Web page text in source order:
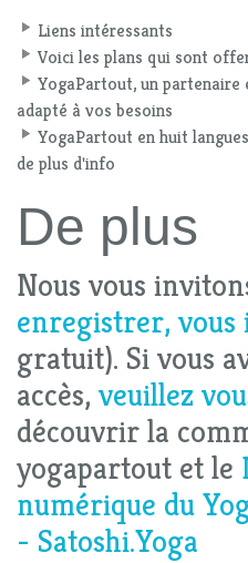
Liens intéressants
Voici les plans qui sont
YogaPartout, un
adapté à vos besoins
YogaPartout en huit
de plus d'info
De plus
Nous vous
enregistrer, vous
gratuit). Si vous
accès, veuillez
découvrir la
yogapartout et le
numérique du
- Satoshi.Yoga